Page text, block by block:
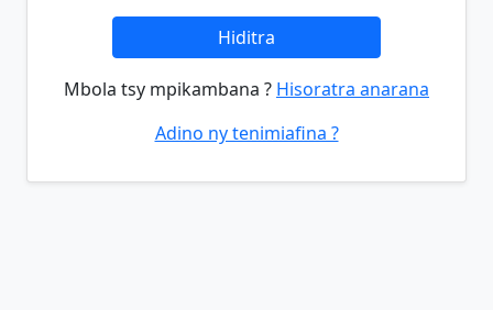
Hiditra
Mbola tsy mpikambana ? Hisoratra anarana
Adino ny tenimiafina ?